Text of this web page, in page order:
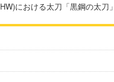
における太刀「黒鋼の太刀